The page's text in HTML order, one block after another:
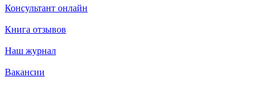
Консультант онлайн
Книга отзывов
Наш журнал
Вакансии